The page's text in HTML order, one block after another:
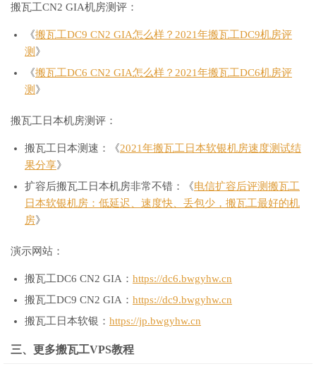
搬瓦工CN2 GIA机房测评：
《搬瓦工DC9 CN2 GIA怎么样？2021年搬瓦工DC9机房评
测 》
《搬瓦工DC6 CN2 GIA怎么样？2021年搬瓦工DC6机房评
测 》
搬瓦工日本机房测评：
搬瓦工日本测速：《2021年搬瓦工日本软银机房速度测试结
果分享》
扩容后搬瓦工日本机房非常不错：《电信扩容后评测搬瓦工
日本软银机房：低延迟、速度快、丢包少，搬瓦工最好的机
房》
演示网站：
搬瓦工DC6 CN2 GIA： https://dc6.bwgyhw.cn
搬瓦工DC9 CN2 GIA： https://dc9.bwgyhw.cn
搬瓦工日本软银： https://jp.bwgyhw.cn
三、更多搬瓦工VPS教程